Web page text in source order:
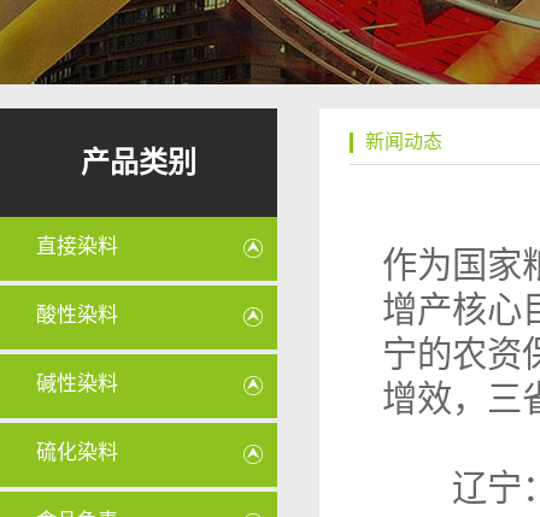
产品类别
直接染料
酸性染料
碱性染料
硫化染料
新闻动态
作为国家
增产核心
宁的农资
增效，三
辽宁：